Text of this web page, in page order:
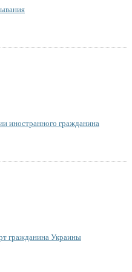
иностранного гражданина
гражданина Украины